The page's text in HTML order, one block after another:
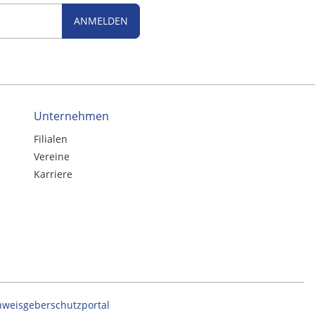
ANMELDEN
Unternehmen
Filialen
Vereine
Karriere